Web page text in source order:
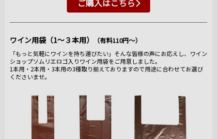
ご購入はこちら
ワイン用袋（1～３本用） （有料110円～）
「もっと気軽にワインを持ち運びたい」そんな皆様の声にお応えし、ワイン
ショップソムリエロゴ入りワイン用袋をご用意しました。
1本用・2本用・3本用の3種取り揃えておりますので用途に合わせてお選び
くださいませ。